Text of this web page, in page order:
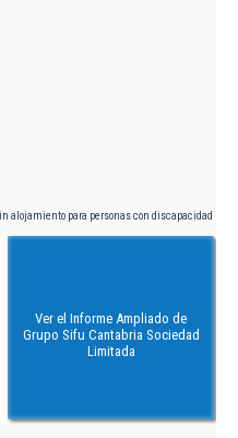
alojamiento para personas con discapacidad
Ver el Informe Ampliado de
Grupo Sifu Cantabria Sociedad
Limitada